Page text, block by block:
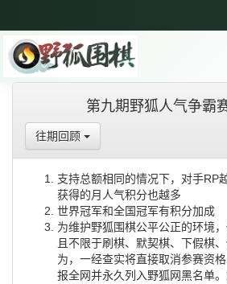
第九期野狐人气争霸
往期回顾
支持总额相同的情况下，对手RP
获得的月人气积分也越多
世界冠军和全国冠军有积分加成
为维护野狐围棋公平公正的环境
且不限于刷棋、默契棋、下假棋
为，一经查实将直接取消参赛资
报全网并永久列入野狐网黑名单